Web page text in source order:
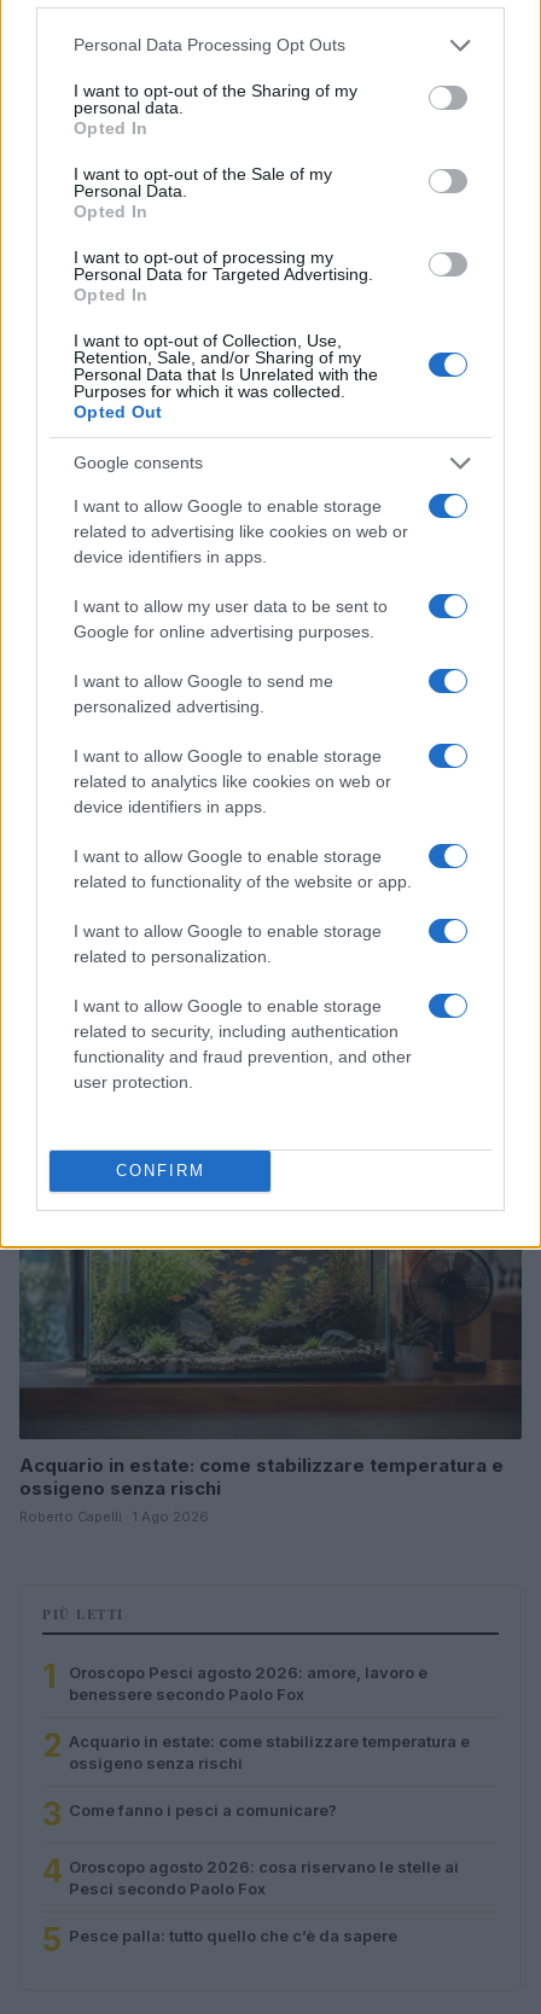
Please note that this website/app uses one or more Google
not limited to your visit or usage behaviour. You may click to
grant or deny consent to Google and its third-party tags to
use your data for below specified purposes in below Google
consent section.
Personal Data Processing Opt Outs
I want to opt-out of the Sharing of my
personal data.
Opted In
I want to opt-out of the Sale of my
Personal Data.
Opted In
I want to opt-out of processing my
Personal Data for Targeted Advertising.
Opted In
I want to opt-out of Collection, Use,
Retention, Sale, and/or Sharing of my
Personal Data that Is Unrelated with the
Purposes for which it was collected.
Opted Out
Google consents
I want to allow Google to enable storage
related to advertising like cookies on web or
device identifiers in apps.
I want to allow my user data to be sent to
Google for online advertising purposes.
I want to allow Google to send me
personalized advertising.
I want to allow Google to enable storage
related to analytics like cookies on web or
device identifiers in apps.
I want to allow Google to enable storage
related to functionality of the website or app.
I want to allow Google to enable storage
related to personalization.
I want to allow Google to enable storage
related to security, including authentication
functionality and fraud prevention, and other
user protection.
CONFIRM
Continua a leggere
benessere secondo Paolo Fox
Greta Salvati · 3 Ago 2026
PESCI
Acquario in estate: ventilazione, fotoperiodo e cambi
d’acqua
Beatrice Bonaventura · 1 Ago 2026
Acquario in estate: come stabilizzare temperatura e
ossigeno senza rischi
Roberto Capelli · 1 Ago 2026
PIÙ LETTI
1
Oroscopo Pesci agosto 2026: amore, lavoro e
benessere secondo Paolo Fox
2 Acquario in estate: come stabilizzare temperatura e
ossigeno senza rischi
3 Come fanno i pesci a comunicare?
4 Oroscopo agosto 2026: cosa riservano le stelle ai
Pesci secondo Paolo Fox
5 Pesce palla: tutto quello che c’è da sapere